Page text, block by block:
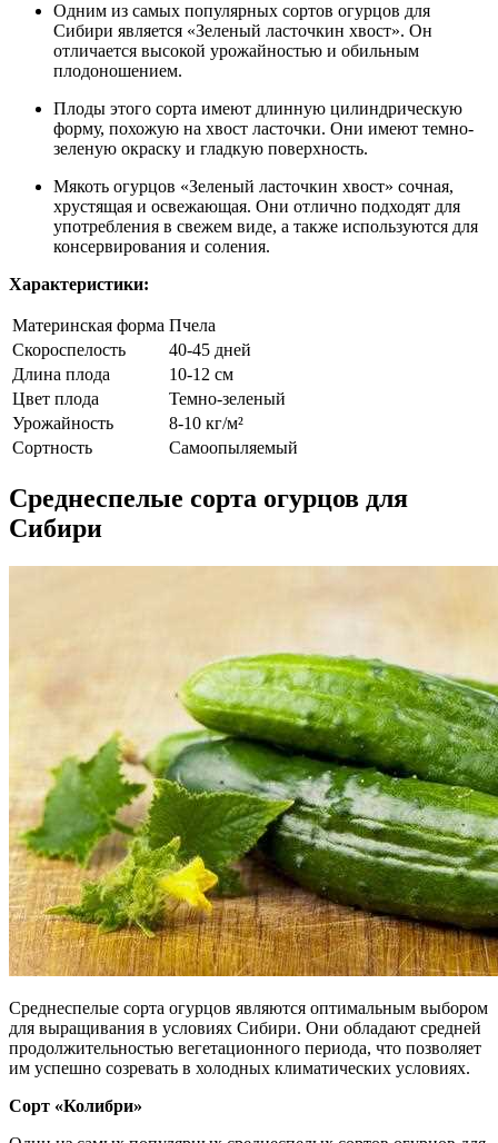
Одним из самых популярных сортов огурцов для
Сибири является «Зеленый ласточкин хвост». Он
отличается высокой урожайностью и обильным
плодоношением.
Плоды этого сорта имеют длинную цилиндрическую
форму, похожую на хвост ласточки. Они имеют темно-
зеленую окраску и гладкую поверхность.
Мякоть огурцов «Зеленый ласточкин хвост» сочная,
хрустящая и освежающая. Они отлично подходят для
употребления в свежем виде, а также используются для
консервирования и соления.
Характеристики:
Материнская форма Пчела
Скороспелость
40-45 дней
Длина плода
10-12 см
Цвет плода
Темно-зеленый
Урожайность
8-10 кг/м²
Сортность
Самоопыляемый
Среднеспелые сорта огурцов для
Сибири
Среднеспелые сорта огурцов являются оптимальным выбором
для выращивания в условиях Сибири. Они обладают средней
продолжительностью вегетационного периода, что позволяет
им успешно созревать в холодных климатических условиях.
Сорт «Колибри»